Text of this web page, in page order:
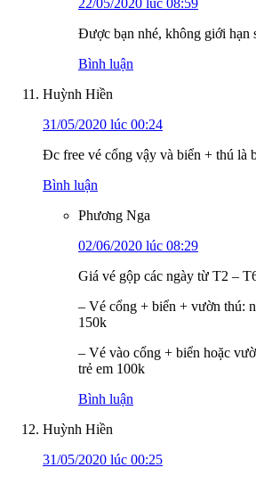
Được bạn nhé, không giới hạn
Bình luận
Huỳnh Hiền
31/05/2020 lúc 00:24
Đc free vé cổng vậy và biển + thú là
Bình luận
Phương Nga
02/06/2020 lúc 08:29
Giá vé gộp các ngày từ T2 –
– Vé cổng + biển + vườn thú:
150k
– Vé vào cổng + biển hoặc
trẻ em 100k
Bình luận
Huỳnh Hiền
31/05/2020 lúc 00:25